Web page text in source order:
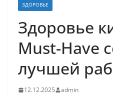
ЗДОРОВЬЕ
Здоровье
Must-Have
лучшей
12.12.2025 admin